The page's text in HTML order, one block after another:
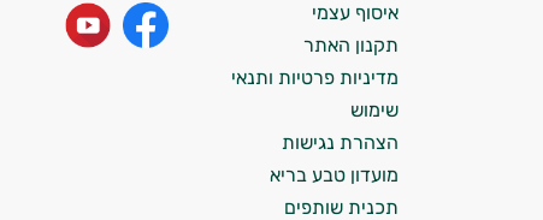
איסוף עצמי
תקנון האתר
מדיניות פרטיות ותנאי
שימוש
הצהרת נגישות
מועדון טבע בריא
תכנית שותפים
ולמצב הגופני שלך, ולהסביר לך אילו רכיבים
עובדים יחד כדי למקסם תוצאות גם בחיי היום
המטרה שלי היא להתאים עבורך המלצות
אישיות מבוססות מדעית.
זה הזמן להתחיל. איך אוכל לעזור?